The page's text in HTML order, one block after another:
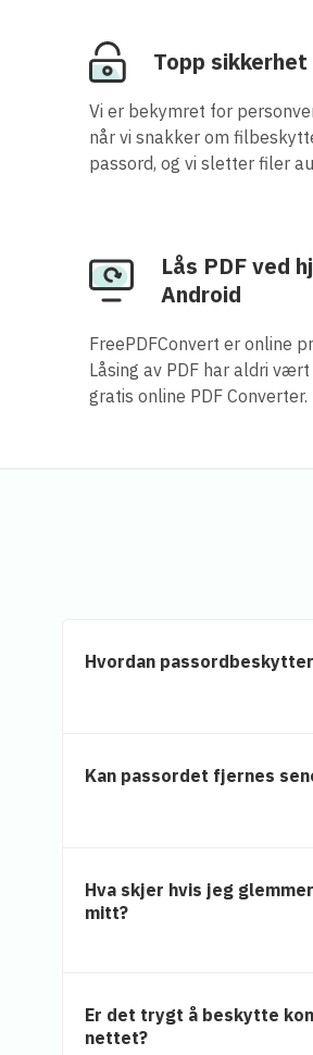
Topp
Vi er bekymret for
når vi snakker om
passord, og vi sletter filer
Lås PDF ved
Android
FreePDFConvert er online
Låsing av PDF har aldri
gratis online PDF Converter.
Hvordan
Kan passordet fjernes
Hva skjer hvis jeg
mitt?
Er det trygt å beskytte
nettet?